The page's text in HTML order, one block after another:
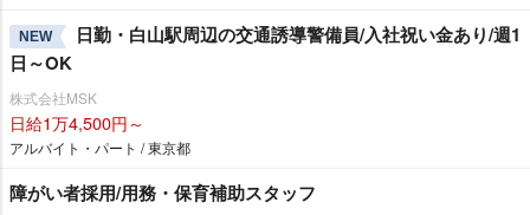
NEW
日勤・白山駅周辺の交通誘導警備員/入社祝い金あり/週1
日～OK
株式会社MSK
日給1万4,500円～
アルバイト・パート / 東京都
障がい者採用/用務・保育補助スタッフ